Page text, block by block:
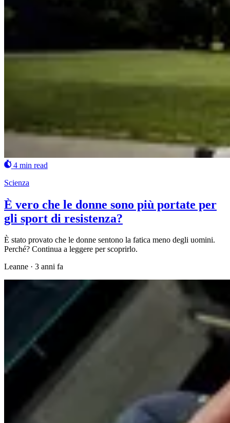
4 min read
Scienza
È vero che le donne sono più portate per
gli sport di resistenza?
È stato provato che le donne sentono la fatica meno degli uomini.
Perché? Continua a leggere per scoprirlo.
Leanne · 3 anni fa